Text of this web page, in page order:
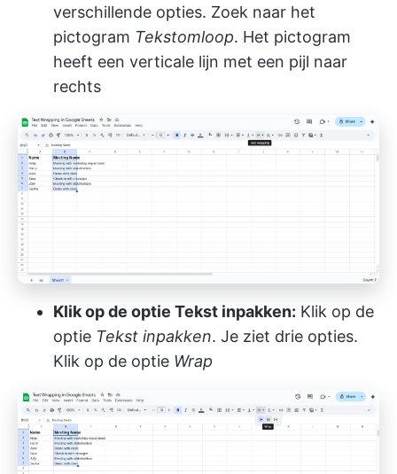
verschillende opties. Zoek naar het
pictogram Tekstomloop. Het pictogram
heeft een verticale lijn met een pijl naar
rechts
Klik op de optie Tekst inpakken: Klik op de
optie Tekst inpakken. Je ziet drie opties.
Klik op de optie Wrap